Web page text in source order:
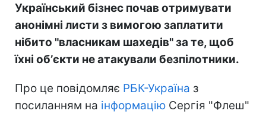
Український бізнес почав отримувати
анонімні листи з вимогою заплатити
нібито "власникам шахедів" за те, щоб
їхні обʼєкти не атакували безпілотники.
Про це повідомляє РБК-Україна з
посиланням на інформацію Сергія "Флеш"